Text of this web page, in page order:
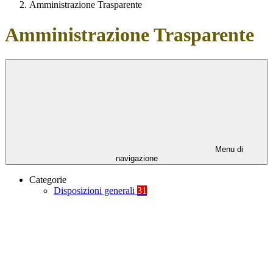
Amministrazione Trasparente
Amministrazione Trasparente
Menu di
navigazione
Categorie
Disposizioni generali 31